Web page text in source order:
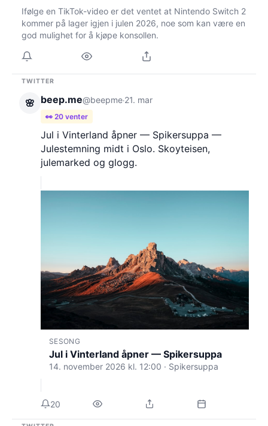
Ifølge en TikTok-video er det ventet at Nintendo Switch 2
kommer på lager igjen i julen 2026, noe som kan være en
god mulighet for å kjøpe konsollen.
TWITTER
🌸 beep.me@beepme·21. mar
👀 20 venter
Jul i Vinterland åpner — Spikersuppa —
Julestemning midt i Oslo. Skoyteisen,
julemarked og glogg.
SESONG
Jul i Vinterland åpner — Spikersuppa
14. november 2026 kl. 12:00 · Spikersuppa
20